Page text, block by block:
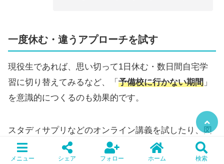
一度休む・違うアプローチを試す
現役生であれば、思い切って1日休む・数日間自宅学
習に切り替えてみるなど、「 予備校に行かない期間 」
を意識的につくるのも効果的です。
スタディサプリなどのオンライン講義を試したり、図
書館で過去問を解いたりと、別の方法で勉強をしてみ
ると気分転換にもなります。
メニュー シェア フォロー ホーム 検索